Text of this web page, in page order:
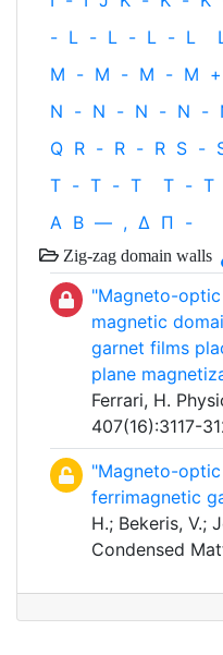
- L - L - L - L
M - M - M - M +
N - N - N - N -
Q R - R - R S -
T - T - T T - T
Α Β — , Δ Π -
Zig-zag domain walls
"Magneto-
magnetic
garnet films
plane
Ferrari, H.
407(16):3117-
"Magneto-
ferrimagnetic
H.; Bekeris, V.;
Condensed